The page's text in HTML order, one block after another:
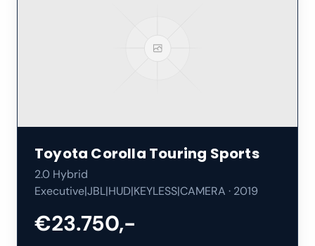
Toyota Corolla Touring Sports
2.0 Hybrid
Executive|JBL|HUD|KEYLESS|CAMERA · 2019
€23.750,-